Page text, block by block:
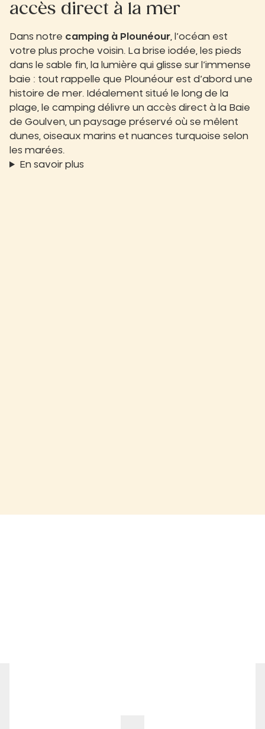
accès direct à la mer
Dans notre camping à Plounéour , l’océan est
votre plus proche voisin. La brise iodée, les pieds
dans le sable fin, la lumière qui glisse sur l’immense
baie : tout rappelle que Plounéour est d’abord une
histoire de mer. Idéalement situé le long de la
plage, le camping délivre un accès direct à la Baie
de Goulven, un paysage préservé où se mêlent
dunes, oiseaux marins et nuances turquoise selon
les marées.
En savoir plus